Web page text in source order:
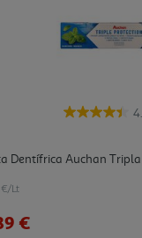
Dentífrica Auchan
€/Lt
€